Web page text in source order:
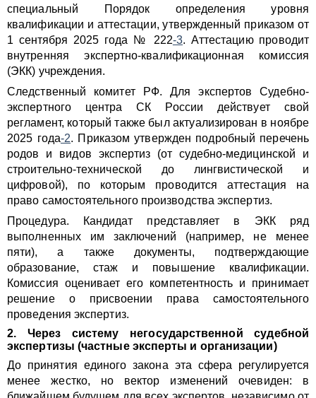
специальный Порядок определения уровня
квалификации и аттестации, утвержденный приказом от
1 сентября 2025 года № 222-3. Аттестацию проводит
внутренняя экспертно-квалификационная комиссия
(ЭКК) учреждения.
Следственный комитет РФ. Для экспертов Судебно-
экспертного центра СК России действует свой
регламент, который также был актуализирован в ноябре
2025 года-2. Приказом утвержден подробный перечень
родов и видов экспертиз (от судебно-медицинской и
строительно-технической до лингвистической и
цифровой), по которым проводится аттестация на
право самостоятельного производства экспертиз.
Процедура. Кандидат представляет в ЭКК ряд
выполненных им заключений (например, не менее
пяти), а также документы, подтверждающие
образование, стаж и повышение квалификации.
Комиссия оценивает его компетентность и принимает
решение о присвоении права самостоятельного
проведения экспертиз.
2. Через систему негосударственной судебной
экспертизы (частные эксперты и организации)
До принятия единого закона эта сфера регулируется
менее жестко, но вектор изменений очевиден: в